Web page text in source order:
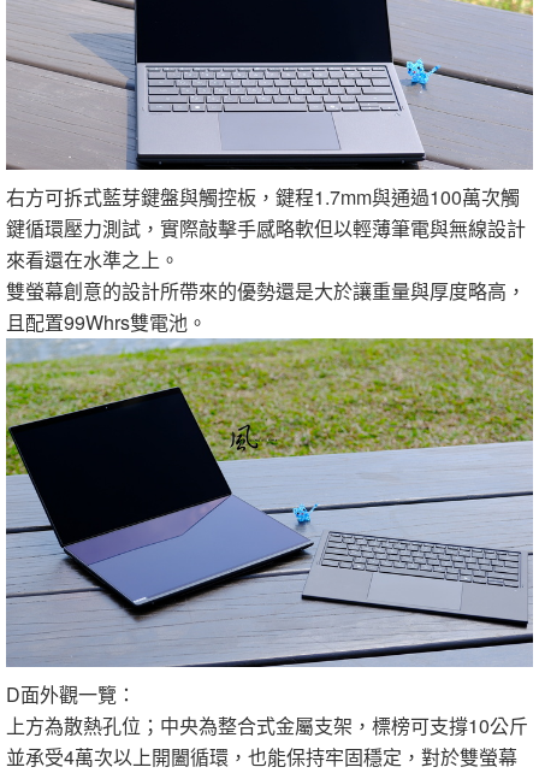
右方可拆式藍芽鍵盤與觸控板，鍵程1.7mm與通過100萬次觸
鍵循環壓力測試，實際敲擊手感略軟但以輕薄筆電與無線設計
來看還在水準之上。
雙螢幕創意的設計所帶來的優勢還是大於讓重量與厚度略高，
且配置99Whrs雙電池。
D面外觀一覽：
上方為散熱孔位；中央為整合式金屬支架，標榜可支撐10公斤
並承受4萬次以上開闔循環，也能保持牢固穩定，對於雙螢幕